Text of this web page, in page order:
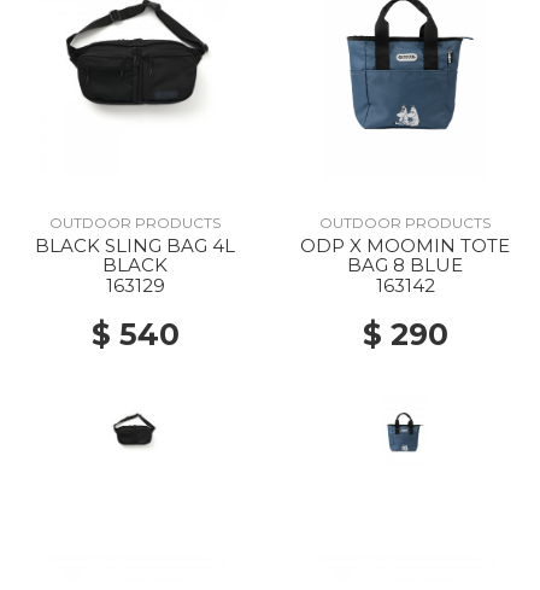
OUTDOOR PRODUCTS
BLACK SLING BAG 4L
BLACK
163129
$ 540
OUTDOOR PRODUCTS
ODP X MOOMIN TOTE
BAG 8 BLUE
163142
$ 290